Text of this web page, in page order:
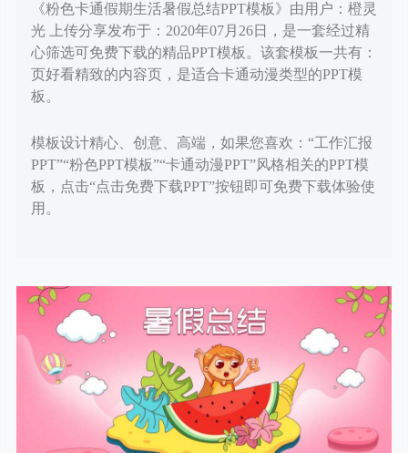
《粉色卡通假期生活暑假总结PPT模板》由用户：橙灵
光 上传分享发布于：2020年07月26日，是一套经过精
心筛选可免费下载的精品PPT模板。该套模板一共有：
页好看精致的内容页，是适合卡通动漫类型的PPT模
板。
模板设计精心、创意、高端，如果您喜欢：“工作汇报
PPT”“粉色PPT模板”“卡通动漫PPT”风格相关的PPT模
板，点击“点击免费下载PPT”按钮即可免费下载体验使
用。